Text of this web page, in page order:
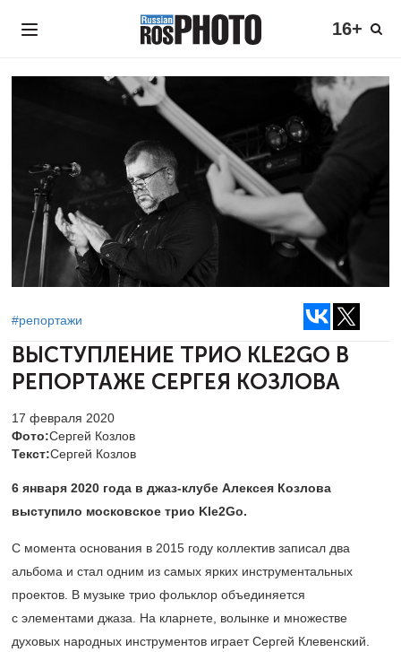
16+
#репортажи
ВЫСТУПЛЕНИЕ ТРИО KLE2GO В
РЕПОРТАЖЕ СЕРГЕЯ КОЗЛОВА
17 февраля 2020
Фото:Сергей Козлов
Текст:Сергей Козлов
6 января 2020 года в джаз-клубе Алексея Козлова
выступило московское трио Kle2Go.
С момента основания в 2015 году коллектив записал два
альбома и стал одним из самых ярких инструментальных
проектов. В музыке трио фольклор объединяется
с элементами джаза. На кларнете, волынке и множестве
духовых народных инструментов играет Сергей Клевенский.